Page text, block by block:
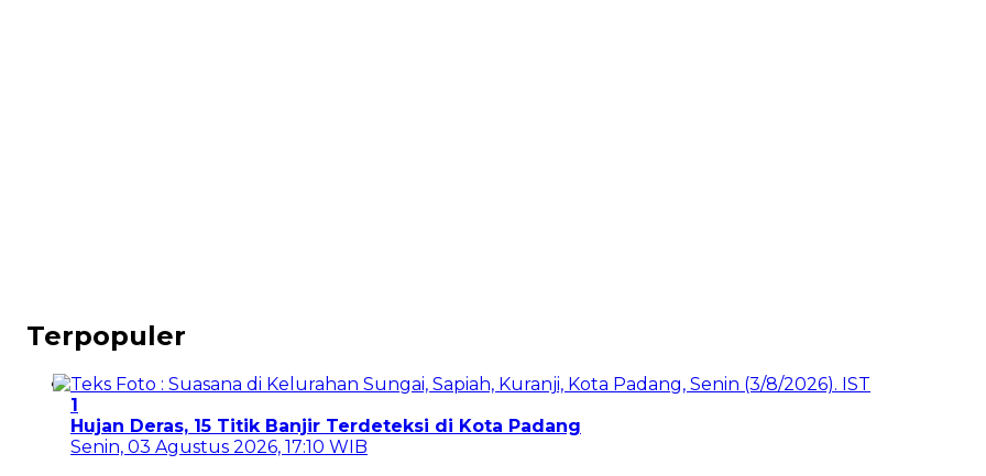
Terpopuler
1
Hujan Deras, 15 Titik Banjir Terdeteksi di Kota Padang
Senin, 03 Agustus 2026, 17:10 WIB